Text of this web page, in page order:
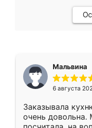
Мальвина
6 августа
Заказывала
очень